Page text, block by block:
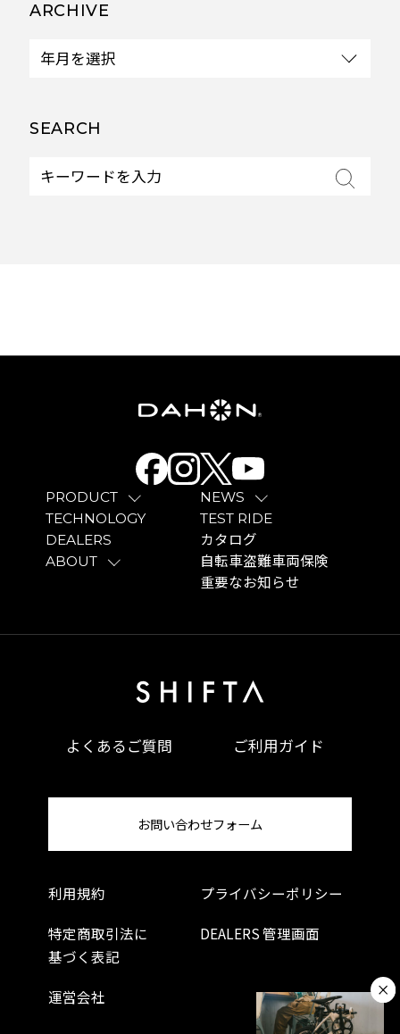
ARCHIVE
SEARCH
PRODUCT
TECHNOLOGY
DEALERS
ABOUT
NEWS
TEST RIDE
カタログ
自転車盗難車両保険
重要なお知らせ
よくあるご質問 ご利用ガイド
利用規約 プライバシーポリシー
特定商取引法に
基づく表記
DEALERS 管理画面
運営会社
お問い合わせフォーム